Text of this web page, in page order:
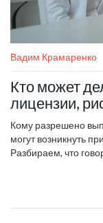
Вадим Крамаренко
Кто может
лицензии,
Кому разрешено
могут возникнуть
Разбираем, что